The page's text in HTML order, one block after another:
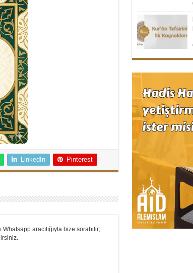
LinkedIn Pinterest
Whatsapp aracılığıyla bize sorabilir;